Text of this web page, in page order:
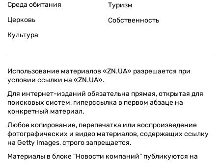
Среда обитания
Церковь
Культура
Туризм
Собственность
Использование материалов «ZN.UA» разрешается при
условии ссылки на «ZN.UA».
Для интернет-изданий обязательна прямая, открытая для
поисковых систем, гиперссылка в первом абзаце на
конкретный материал.
Любое копирование, перепечатка или воспроизведение
фотографических и видео материалов, содержащих ссылку
на Getty Images, строго запрещается.
Материалы в блоке "Новости компаний" публикуются на